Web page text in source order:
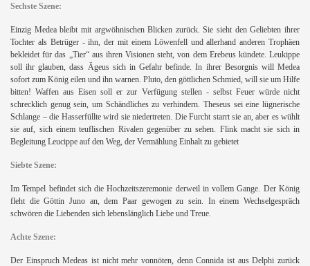
Sechste Szene:
Einzig Medea bleibt mit argwöhnischen Blicken zurück. Sie sieht den Geliebten ihrer
Tochter als Betrüger - ihn, der mit einem Löwenfell und allerhand anderen Trophäen
bekleidet für das „Tier“ aus ihren Visionen steht, von dem Erebeus kündete. Leukippe
soll ihr glauben, dass Ägeus sich in Gefahr befinde. In ihrer Besorgnis will Medea
sofort zum König eilen und ihn warnen. Pluto, den göttlichen Schmied, will sie um Hilfe
bitten! Waffen aus Eisen soll er zur Verfügung stellen - selbst Feuer würde nicht
schrecklich genug sein, um Schändliches zu verhindern. Theseus sei eine lügnerische
Schlange – die Hasserfüllte wird sie niedertreten. Die Furcht starrt sie an, aber es wühlt
sie auf, sich einem teuflischen Rivalen gegenüber zu sehen. Flink macht sie sich in
Begleitung Leucippe auf den Weg, der Vermählung Einhalt zu gebietet
Siebte Szene:
Im Tempel befindet sich die Hochzeitszeremonie derweil in vollem Gange. Der König
fleht die Göttin Juno an, dem Paar gewogen zu sein. In einem Wechselgespräch
schwören die Liebenden sich lebenslänglich Liebe und Treue.
Achte Szene:
Der Einspruch Medeas ist nicht mehr vonnöten, denn Connida ist aus Delphi zurück